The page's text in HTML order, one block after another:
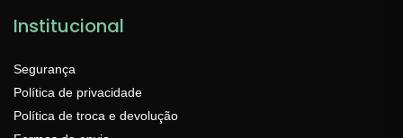
Institucional
Segurança
Política de privacidade
Política de troca e devolução